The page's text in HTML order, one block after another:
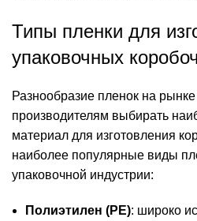
Типы пленки для
упаковочных
Разнообразие пленок на
производителям выбирать
материал для изготовления
наиболее популярные виды
упаковочной индустрии:
Полиэтилен (PE): широко